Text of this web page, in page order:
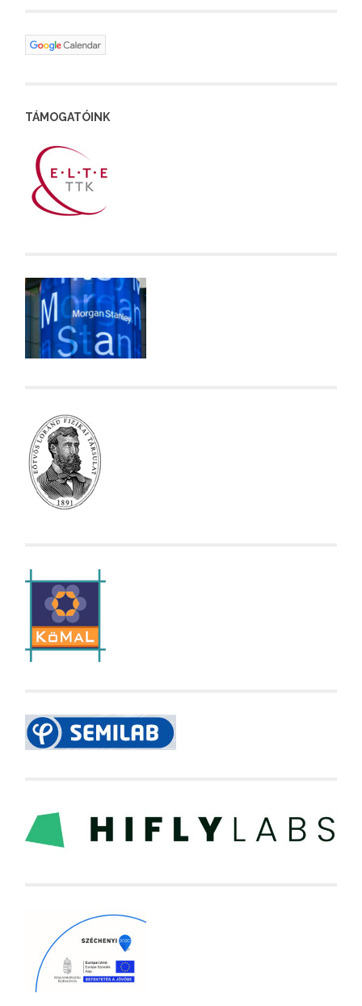
TÁMOGATÓINK